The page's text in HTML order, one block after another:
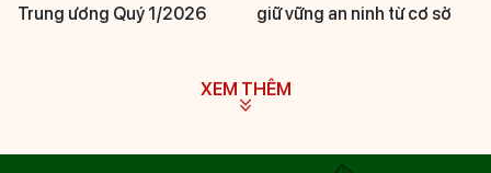
Trung ương Quý 1/2026
giữ vững an ninh từ cơ sở
XEM THÊM